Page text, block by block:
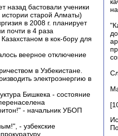
назад бастовали ученики
старой Алматы)
в 2008 г. планирует
почти в 4 раза
в кок-бору для
веерное отключение
в Узбекистане.
электроэнергию в
Бишкека - состояние
- начальник УБОП
- узбекские